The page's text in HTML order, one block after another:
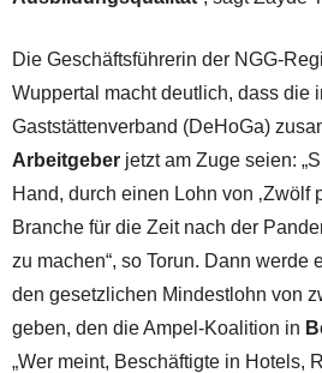
Die Geschäftsführerin der NGG-
Wuppertal macht deutlich, dass die
Gaststättenverband (DeHoGa)
Arbeitgeber jetzt am Zuge seien:
Hand, durch einen Lohn von ‚Zwölf
Branche für die Zeit nach der
zu machen“, so Torun. Dann werde
den gesetzlichen Mindestlohn von
geben, den die Ampel-Koalition in
„Wer meint, Beschäftigte in Hotels,